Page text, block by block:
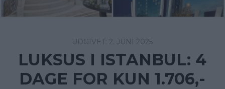
2. JUNI 2025
LUKSUS I ISTANBUL: 4
DAGE FOR KUN 1.706,-